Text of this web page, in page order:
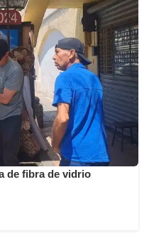
de fibra de vidrio